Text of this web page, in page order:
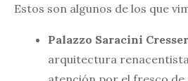
Estos son algunos de los que
Palazzo Saracini
arquitectura